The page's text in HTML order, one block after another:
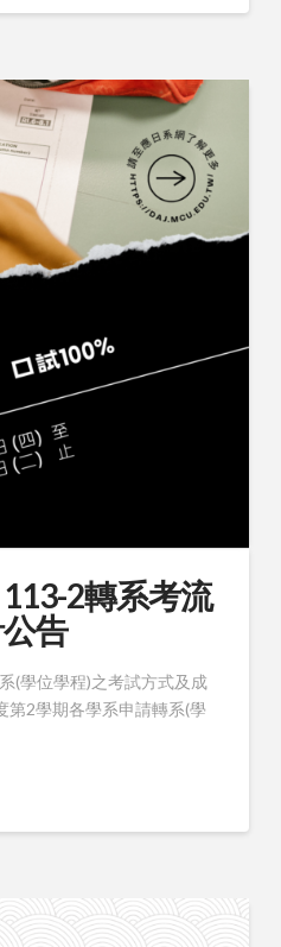
113-2轉系考流
告
(學位學程)之考試方式及成
第2學期各學系申請轉系(學